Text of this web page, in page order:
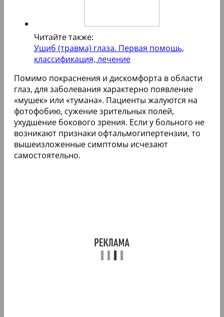
Читайте также:
Ушиб (травма) глаза. Первая помощь,
классификация, лечение
Помимо покраснения и дискомфорта в области
глаз, для заболевания характерно появление
«мушек» или «тумана». Пациенты жалуются на
фотофобию, сужение зрительных полей,
ухудшение бокового зрения. Если у больного не
возникают признаки офтальмогипертензии, то
вышеизложенные симптомы исчезают
самостоятельно.